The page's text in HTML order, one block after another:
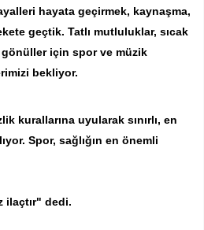
hayata geçirmek, kaynaşma,
geçtik. Tatlı mutluluklar, sıcak
için spor ve müzik
bekliyor.
kurallarına uyularak sınırlı, en
Spor, sağlığın en önemli
ilaçtır" dedi.